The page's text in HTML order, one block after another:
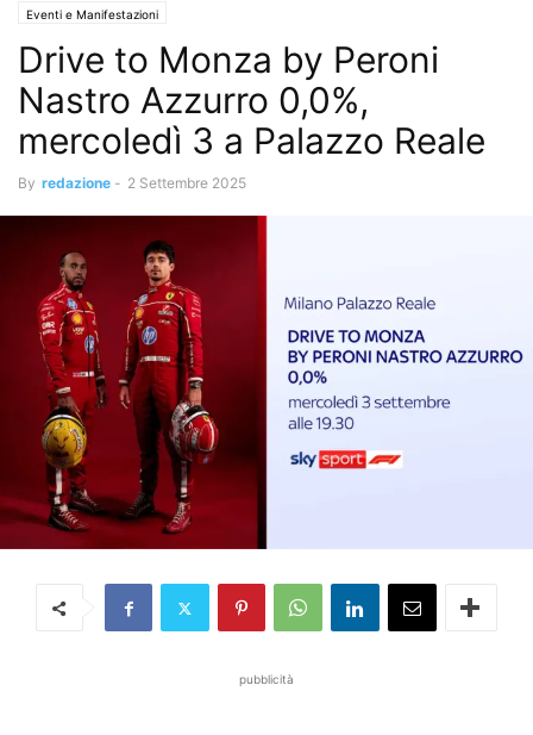
Eventi e Manifestazioni
Drive to Monza by Peroni
Nastro Azzurro 0,0%,
mercoledì 3 a Palazzo Reale
By redazione - 2 Settembre 2025
pubblicità